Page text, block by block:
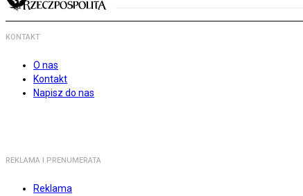
KONTAKT
O nas
Kontakt
Napisz do nas
REKLAMA I PRENUMERATA
Reklama